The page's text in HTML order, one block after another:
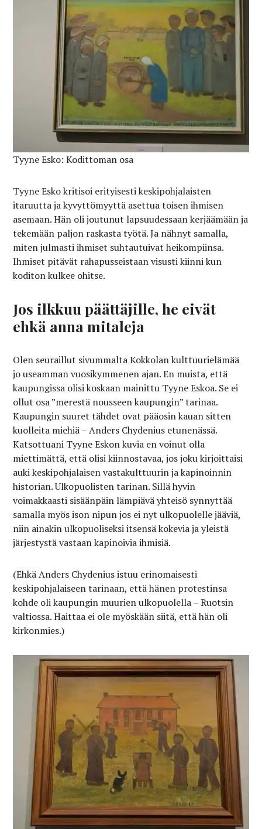
Tyyne Esko: Kodittoman osa
Tyyne Esko kritisoi erityisesti keskipohjalaisten
itaruutta ja kyvyttömyyttä asettua toisen ihmisen
asemaan. Hän oli joutunut lapsuudessaan kerjäämään ja
tekemään paljon raskasta työtä. Ja nähnyt samalla,
miten julmasti ihmiset suhtautuivat heikompiinsa.
Ihmiset pitävät rahapusseistaan visusti kiinni kun
koditon kulkee ohitse.
Jos ilkkuu päättäjille, he eivät
ehkä anna mitaleja
Olen seuraillut sivummalta Kokkolan kulttuurielämää
jo useamman vuosikymmenen ajan. En muista, että
kaupungissa olisi koskaan mainittu Tyyne Eskoa. Se ei
ollut osa ”merestä nousseen kaupungin” tarinaa.
Kaupungin suuret tähdet ovat pääosin kauan sitten
kuolleita miehiä – Anders Chydenius etunenässä.
Katsottuani Tyyne Eskon kuvia en voinut olla
miettimättä, että olisi kiinnostavaa, jos joku kirjoittaisi
auki keskipohjalaisen vastakulttuurin ja kapinoinnin
historian. Ulkopuolisten tarinan. Sillä hyvin
voimakkaasti sisäänpäin lämpiävä yhteisö synnyttää
samalla myös ison nipun jos ei nyt ulkopuolelle jääviä,
niin ainakin ulkopuoliseksi itsensä kokevia ja yleistä
järjestystä vastaan kapinoivia ihmisiä.
(Ehkä Anders Chydenius istuu erinomaisesti
keskipohjalaiseen tarinaan, että hänen protestinsa
kohde oli kaupungin muurien ulkopuolella – Ruotsin
valtiossa. Haittaa ei ole myöskään siitä, että hän oli
kirkonmies.)